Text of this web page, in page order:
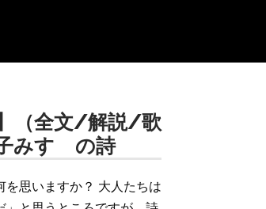
】（全文/解説/歌
みすゞの詩
を思いますか？ 大人たちは